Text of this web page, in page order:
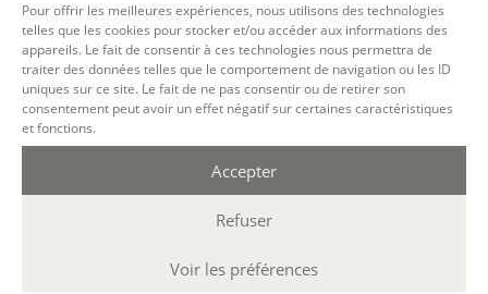
Pour offrir les meilleures expériences, nous utilisons des technologies
telles que les cookies pour stocker et/ou accéder aux informations des
appareils. Le fait de consentir à ces technologies nous permettra de
traiter des données telles que le comportement de navigation ou les ID
uniques sur ce site. Le fait de ne pas consentir ou de retirer son
consentement peut avoir un effet négatif sur certaines caractéristiques
et fonctions.
Accepter
Refuser
Voir les préférences
NOS ATELIERS
Découverte
L’école d’écriture
La fabrique du manuscrit
Les stages pour artistes-auteurs
Se former à la biographie